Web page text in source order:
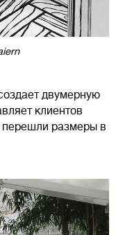
двумерную
клиентов
перешли размеры в